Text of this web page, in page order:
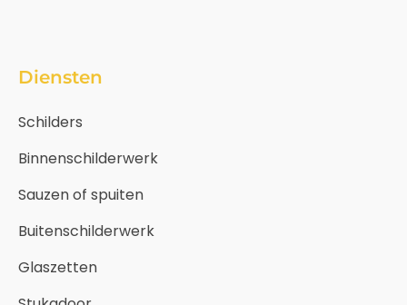
Diensten
Schilders
Binnenschilderwerk
Sauzen of spuiten
Buitenschilderwerk
Glaszetten